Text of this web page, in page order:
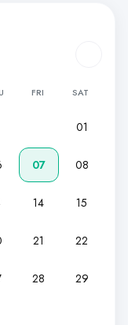
FRI SAT
01
07 08
14 15
21 22
28 29